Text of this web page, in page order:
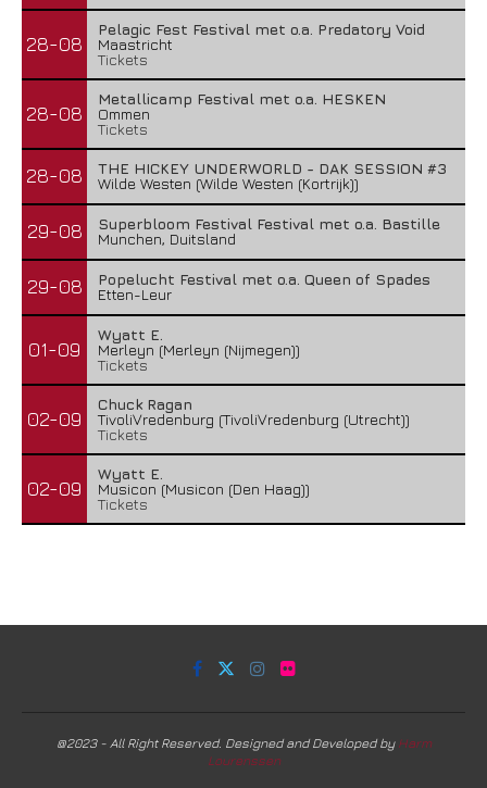
28-08
Pelagic Fest Festival met o.a. Predatory Void
Maastricht
Tickets
28-08
Metallicamp Festival met o.a. HESKEN
Ommen
Tickets
28-08
THE HICKEY UNDERWORLD - DAK SESSION #3
Wilde Westen (Wilde Westen (Kortrijk))
29-08
Superbloom Festival Festival met o.a. Bastille
Munchen, Duitsland
29-08
Popelucht Festival met o.a. Queen of Spades
Etten-Leur
01-09
Wyatt E.
Merleyn (Merleyn (Nijmegen))
Tickets
02-09
Chuck Ragan
TivoliVredenburg (TivoliVredenburg (Utrecht))
Tickets
02-09
Wyatt E.
Musicon (Musicon (Den Haag))
Tickets
@2023 - All Right Reserved. Designed and Developed by Harm
Lourenssen